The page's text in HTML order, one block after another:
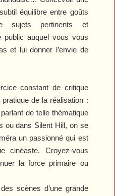
équilibre entre goûts
sujets pertinents et
public auquel vous vous
et lui donner l’envie de
constant de critique
pratique de la réalisation :
de telle thématique
ou dans Silent Hill, on se
un passionné qui est
cinéaste. Croyez-vous
la force primaire ou
scènes d’une grande